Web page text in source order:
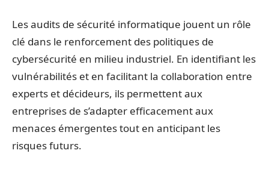
Les audits de sécurité informatique jouent un rôle
clé dans le renforcement des politiques de
cybersécurité en milieu industriel. En identifiant les
vulnérabilités et en facilitant la collaboration entre
experts et décideurs, ils permettent aux
entreprises de s’adapter efficacement aux
menaces émergentes tout en anticipant les
risques futurs.